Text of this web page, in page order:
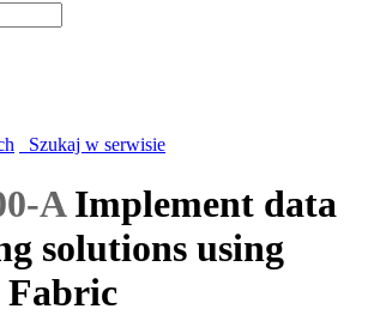
Szukaj w serwisie
AImplement data
solutions using